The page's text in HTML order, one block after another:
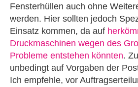
Fensterhüllen auch ohne
werden. Hier sollten jedoch
Einsatz kommen, da auf
Druckmaschinen wegen des
Probleme entstehen könnten.
unbedingt auf Vorgaben der
Ich empfehle, vor